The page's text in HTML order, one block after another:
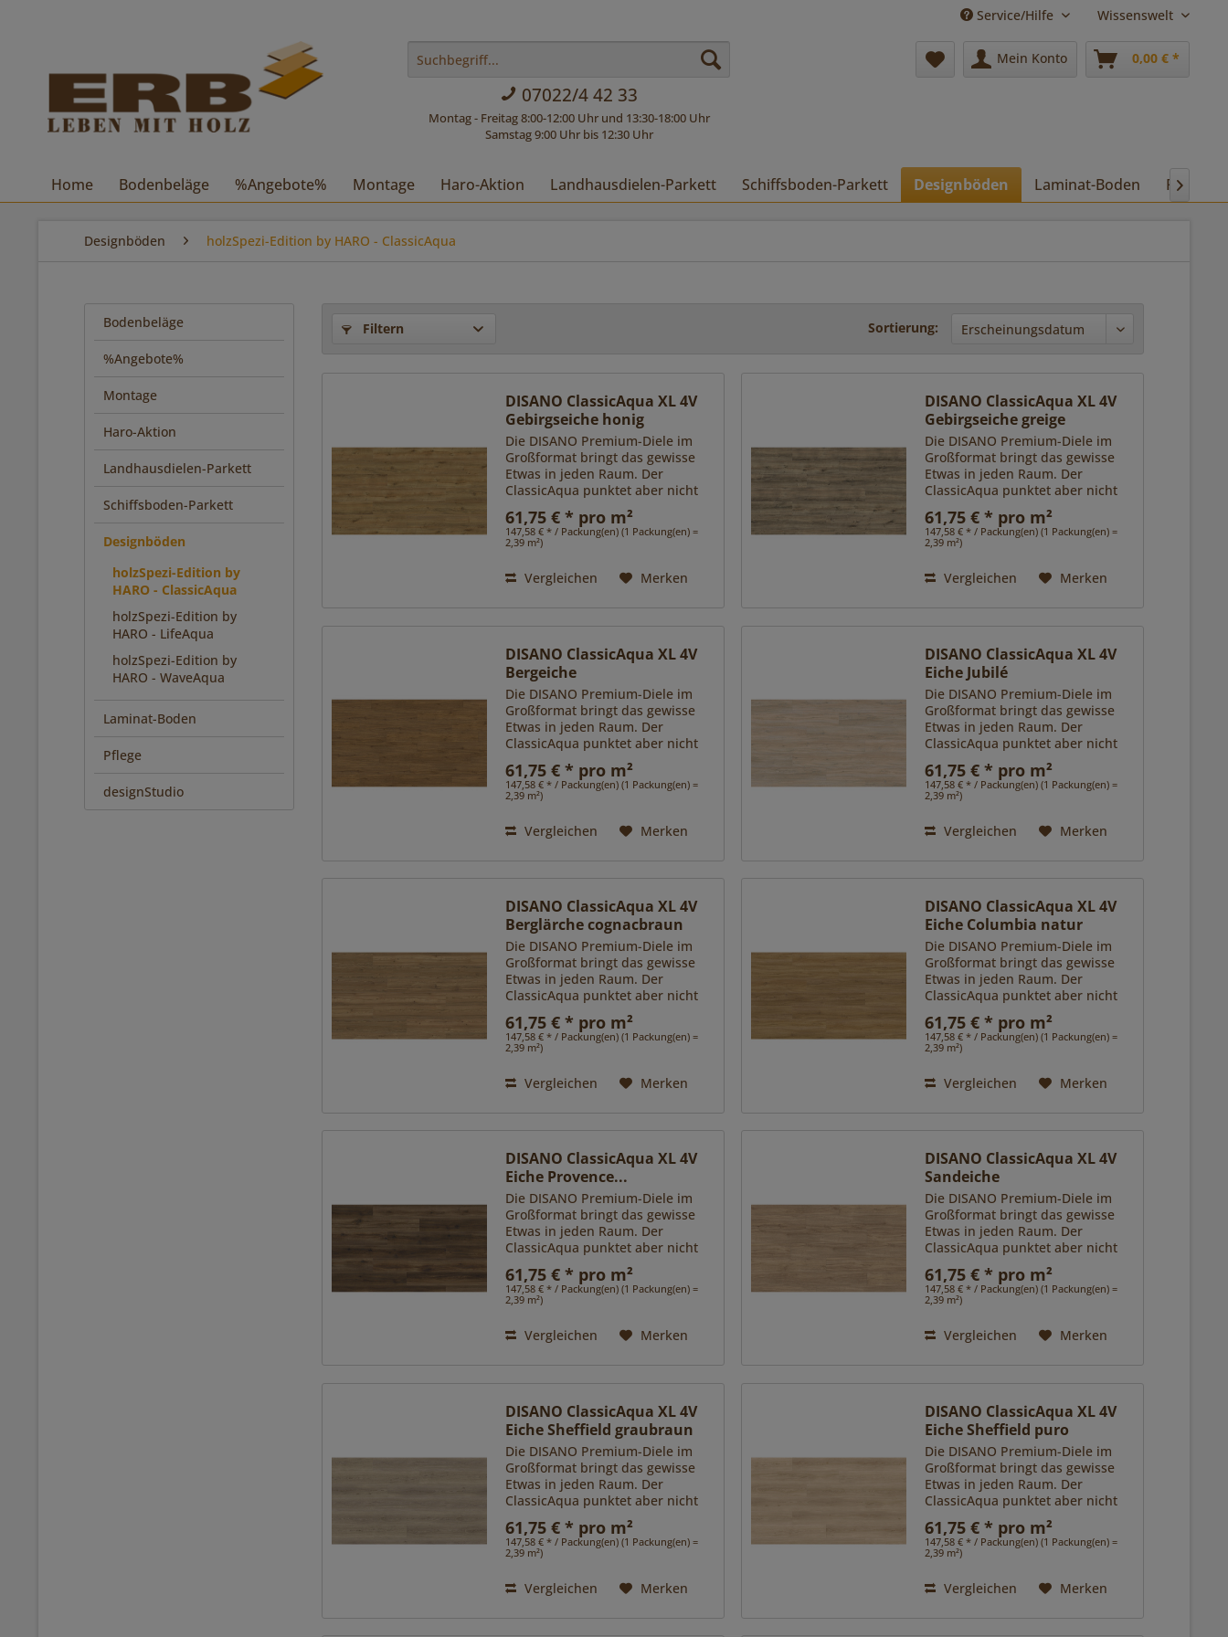
Service/Hilfe Wissenswelt
07022/4 42 33
Montag - Freitag 8:00-12:00 Uhr und 13:30-18:00 Uhr
Samstag 9:00 Uhr bis 12:30 Uhr
Mein Konto 0,00 € *
Home Bodenbeläge %Angebote% Montage Haro-Aktion Landhausdielen-Parkett Schiffsboden-Parkett Designböden Laminat-Boden Pflege

Designböden holzSpezi-Edition by HARO - ClassicAqua
Bodenbeläge
%Angebote%
Montage
Haro-Aktion
Landhausdielen-Parkett
Schiffsboden-Parkett
Designböden
holzSpezi-Edition by
HARO - ClassicAqua
holzSpezi-Edition by
HARO - LifeAqua
holzSpezi-Edition by
HARO - WaveAqua
Laminat-Boden
Pflege
designStudio
Filtern Sortierung:
DISANO ClassicAqua XL 4V
Gebirgseiche honig
Die DISANO Premium-Diele im
Großformat bringt das gewisse
Etwas in jeden Raum. Der
ClassicAqua punktet aber nicht
nur ästhetisch mit
verschiedenen, besonders
exklusiven Oberflächen, sondern
61,75 € * pro m²
147,58 € * / Packung(en) (1 Packung(en) =
2,39 m²)
Vergleichen Merken
DISANO ClassicAqua XL 4V
Gebirgseiche greige
Die DISANO Premium-Diele im
Großformat bringt das gewisse
Etwas in jeden Raum. Der
ClassicAqua punktet aber nicht
nur ästhetisch mit
verschiedenen, besonders
exklusiven Oberflächen, sondern
61,75 € * pro m²
147,58 € * / Packung(en) (1 Packung(en) =
2,39 m²)
Vergleichen Merken
DISANO ClassicAqua XL 4V
Bergeiche
Die DISANO Premium-Diele im
Großformat bringt das gewisse
Etwas in jeden Raum. Der
ClassicAqua punktet aber nicht
verschiedenen, besonders
exklusiven Oberflächen, sondern
61,75 € * pro m²
147,58 € * / Packung(en) (1 Packung(en) =
2,39 m²)
Vergleichen Merken
DISANO ClassicAqua XL 4V
Eiche Jubilé
Die DISANO Premium-Diele im
Großformat bringt das gewisse
Etwas in jeden Raum. Der
ClassicAqua punktet aber nicht
verschiedenen, besonders
exklusiven Oberflächen, sondern
61,75 € * pro m²
147,58 € * / Packung(en) (1 Packung(en) =
2,39 m²)
Vergleichen Merken
DISANO ClassicAqua XL 4V
Berglärche cognacbraun
Die DISANO Premium-Diele im
Großformat bringt das gewisse
Etwas in jeden Raum. Der
ClassicAqua punktet aber nicht
nur ästhetisch mit
verschiedenen, besonders
exklusiven Oberflächen, sondern
61,75 € * pro m²
147,58 € * / Packung(en) (1 Packung(en) =
2,39 m²)
Vergleichen Merken
DISANO ClassicAqua XL 4V
Eiche Columbia natur
Die DISANO Premium-Diele im
Großformat bringt das gewisse
Etwas in jeden Raum. Der
ClassicAqua punktet aber nicht
nur ästhetisch mit
verschiedenen, besonders
exklusiven Oberflächen, sondern
61,75 € * pro m²
147,58 € * / Packung(en) (1 Packung(en) =
2,39 m²)
Vergleichen Merken
DISANO ClassicAqua XL 4V
Eiche Provence...
Die DISANO Premium-Diele im
Großformat bringt das gewisse
Etwas in jeden Raum. Der
ClassicAqua punktet aber nicht
nur ästhetisch mit
verschiedenen, besonders
exklusiven Oberflächen, sondern
61,75 € * pro m²
147,58 € * / Packung(en) (1 Packung(en) =
2,39 m²)
Vergleichen Merken
DISANO ClassicAqua XL 4V
Sandeiche
Die DISANO Premium-Diele im
Großformat bringt das gewisse
Etwas in jeden Raum. Der
ClassicAqua punktet aber nicht
nur ästhetisch mit
verschiedenen, besonders
exklusiven Oberflächen, sondern
61,75 € * pro m²
147,58 € * / Packung(en) (1 Packung(en) =
2,39 m²)
Vergleichen Merken
DISANO ClassicAqua XL 4V
Eiche Sheffield graubraun
Die DISANO Premium-Diele im
Großformat bringt das gewisse
Etwas in jeden Raum. Der
ClassicAqua punktet aber nicht
verschiedenen, besonders
exklusiven Oberflächen, sondern
61,75 € * pro m²
147,58 € * / Packung(en) (1 Packung(en) =
2,39 m²)
Vergleichen Merken
DISANO ClassicAqua XL 4V
Eiche Sheffield puro
Die DISANO Premium-Diele im
Großformat bringt das gewisse
Etwas in jeden Raum. Der
ClassicAqua punktet aber nicht
verschiedenen, besonders
exklusiven Oberflächen, sondern
61,75 € * pro m²
147,58 € * / Packung(en) (1 Packung(en) =
2,39 m²)
Vergleichen Merken